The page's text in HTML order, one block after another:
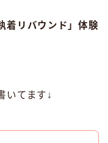
着リバウンド」体験
いてます↓